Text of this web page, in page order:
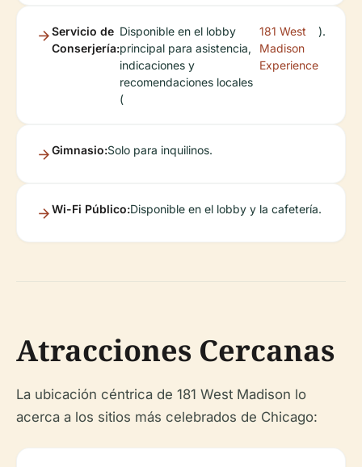
Servicio de
Conserjería:
Disponible en el lobby
principal para asistencia,
indicaciones y
recomendaciones locales
(
181 West
Madison
Experience
).
Gimnasio:Solo para inquilinos.
Wi-Fi Público:Disponible en el lobby y la cafetería.
Atracciones Cercanas
La ubicación céntrica de 181 West Madison lo
acerca a los sitios más celebrados de Chicago: